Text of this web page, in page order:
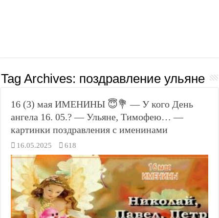
Tag Archives: поздравление ульяне
16 (3) мая ИМЕНИНЫ 😇💐 — У кого День
ангела 16. 05.? — Ульяне, Тимофею… —
картинки поздравления с именинами
16.05.2025 618